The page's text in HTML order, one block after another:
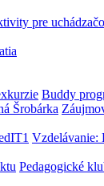
pre
Buddy
Šrobárka
Vzdelávanie:
Pedagogické